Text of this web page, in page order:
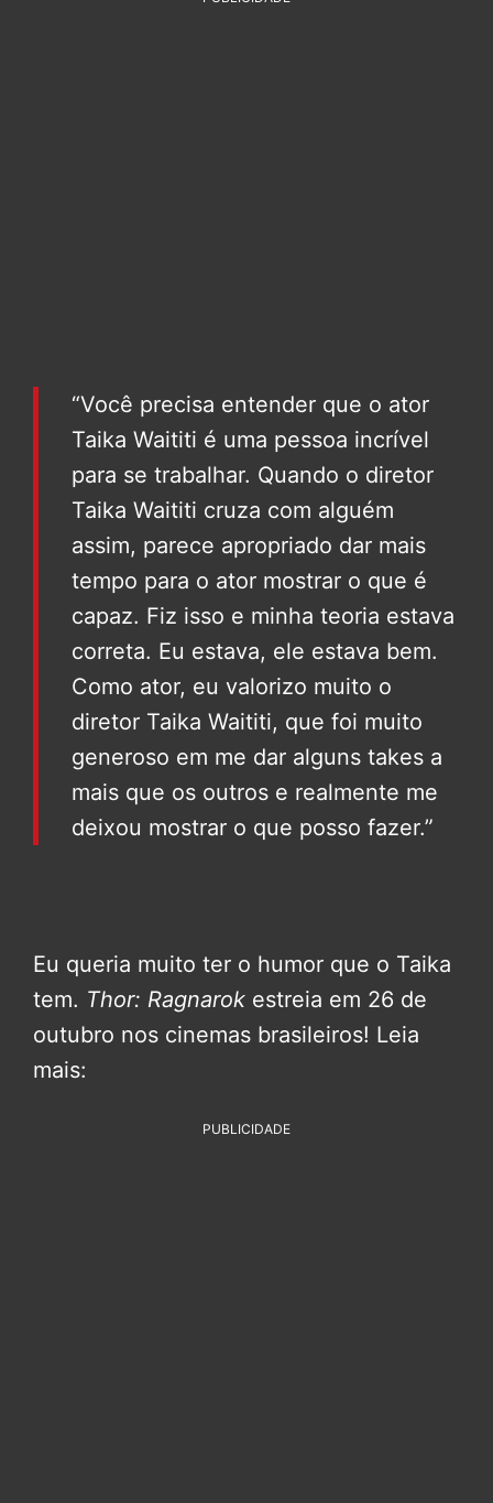
“Você precisa entender que o ator
Taika Waititi é uma pessoa incrível
para se trabalhar. Quando o diretor
Taika Waititi cruza com alguém
assim, parece apropriado dar mais
tempo para o ator mostrar o que é
capaz. Fiz isso e minha teoria estava
correta. Eu estava, ele estava bem.
Como ator, eu valorizo muito o
diretor Taika Waititi, que foi muito
generoso em me dar alguns takes a
mais que os outros e realmente me
deixou mostrar o que posso fazer.”
Eu queria muito ter o humor que o Taika
tem. Thor: Ragnarok estreia em 26 de
outubro nos cinemas brasileiros! Leia
mais:
PUBLICIDADE